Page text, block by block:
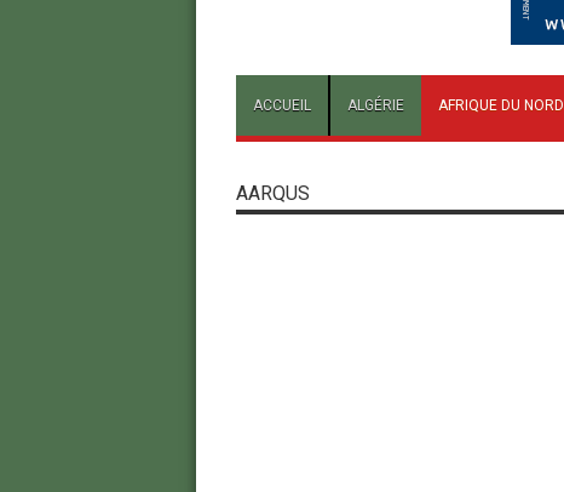
ACCUEIL ALGÉRIE AFRIQUE DU NORD
AARQUS